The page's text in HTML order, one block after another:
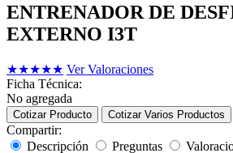
ENTRENADOR DE
EXTERNO I3T
★★★★★ Ver Valoraciones
Ficha Técnica:
No agregada
Cotizar Producto Cotizar Varios Productos
Compartir:
Descripción
Preguntas